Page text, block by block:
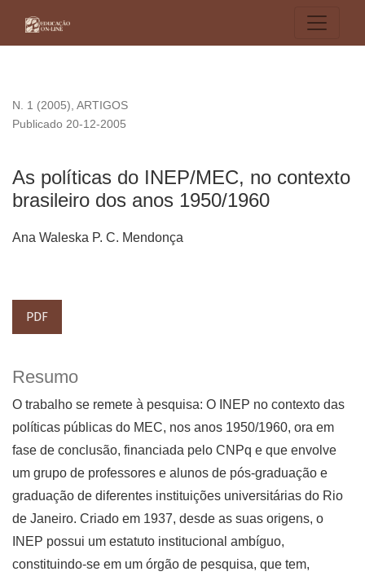
N. 1 (2005), ARTIGOS
As políticas do INEP/MEC, no contexto
brasileiro dos anos 1950/1960
Publicado 20-12-2005
Ana Waleska P. C. Mendonça
PDF
Resumo
O trabalho se remete à pesquisa: O INEP no contexto das
políticas públicas do MEC, nos anos 1950/1960, ora em
fase de conclusão, financiada pelo CNPq e que envolve
um grupo de professores e alunos de pós-graduação e
graduação de diferentes instituições universitárias do Rio
de Janeiro. Criado em 1937, desde as suas origens, o
INEP possui um estatuto institucional ambíguo,
constituindo-se em um órgão de pesquisa, que tem,